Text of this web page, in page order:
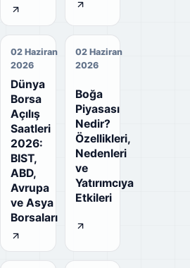
02 Haziran
2026
Dünya
Borsa
Açılış
Saatleri
2026:
BIST,
ABD,
Avrupa
ve Asya
Borsaları
02 Haziran
2026
Boğa
Piyasası
Nedir?
Özellikleri,
Nedenleri
ve
Yatırımcıya
Etkileri